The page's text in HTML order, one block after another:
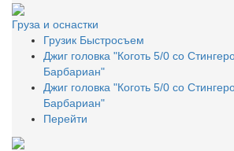
Груза и оснастки
Грузик Быстросъем
Джиг головка "Коготь 5/0 со
Барбариан"
Джиг головка "Коготь 5/0 со
Барбариан"
Перейти